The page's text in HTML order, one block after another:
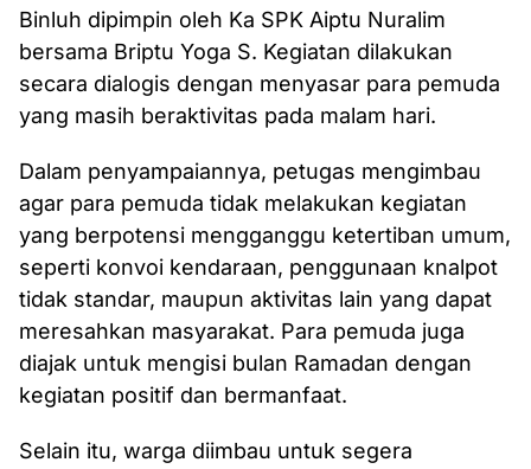
Binluh dipimpin oleh Ka SPK Aiptu Nuralim
bersama Briptu Yoga S. Kegiatan dilakukan
secara dialogis dengan menyasar para pemuda
yang masih beraktivitas pada malam hari.
Dalam penyampaiannya, petugas mengimbau
agar para pemuda tidak melakukan kegiatan
yang berpotensi mengganggu ketertiban umum,
seperti konvoi kendaraan, penggunaan knalpot
tidak standar, maupun aktivitas lain yang dapat
meresahkan masyarakat. Para pemuda juga
diajak untuk mengisi bulan Ramadan dengan
kegiatan positif dan bermanfaat.
Selain itu, warga diimbau untuk segera